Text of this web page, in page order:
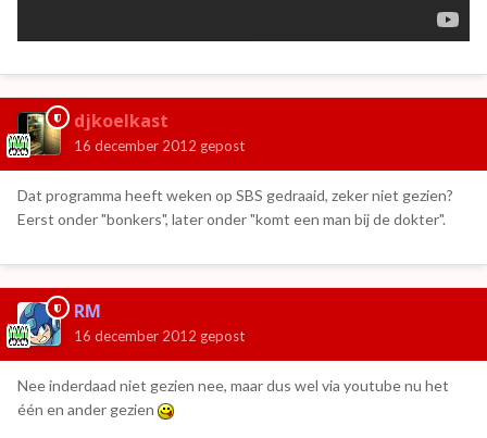
djkoelkast
16 december 2012 gepost
Dat programma heeft weken op SBS gedraaid, zeker niet gezien?
Eerst onder "bonkers", later onder "komt een man bij de dokter".
RM
16 december 2012 gepost
Nee inderdaad niet gezien nee, maar dus wel via youtube nu het
één en ander gezien